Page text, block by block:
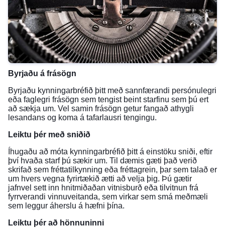
Byrjaðu á frásögn
Byrjaðu kynningarbréfið þitt með sannfærandi persónulegri
eða faglegri frásögn sem tengist beint starfinu sem þú ert
að sækja um. Vel samin frásögn getur fangað athygli
lesandans og koma á tafarlausri tengingu.
Leiktu þér með sniðið
Íhugaðu að móta kynningarbréfið þitt á einstöku sniði, eftir
því hvaða starf þú sækir um. Til dæmis gæti það verið
skrifað sem fréttatilkynning eða fréttagrein, þar sem talað er
um hvers vegna fyrirtækið ætti að velja þig. Þú gætir
jafnvel sett inn hnitmiðaðan vitnisburð eða tilvitnun frá
fyrrverandi vinnuveitanda, sem virkar sem smá meðmæli
sem leggur áherslu á hæfni þína.
Leiktu þér að hönnuninni